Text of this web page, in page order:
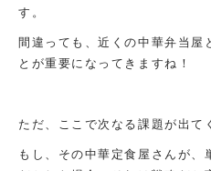
す。
間違っても、近くの中華弁当屋
とが重要になってきますね！
ただ、ここで次なる課題が出て
もし、その中華定食屋さんが、